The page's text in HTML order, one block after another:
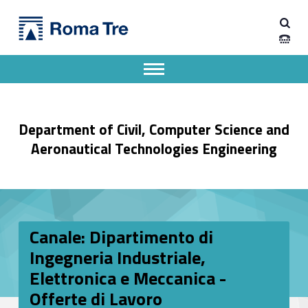
Canale: Dipartimento di Ingegneria Industriale, Elettronica e Meccanica - Offerte di Lavoro - Dipartimento di Ingegneria Civile, Informatica e delle Tecnologie Aeronautiche
Department of Civil, Computer Science and
Aeronautical Technologies Engineering
Apri il menu secondario
Header info sidebar
Canale: Dipartimento di
Ingegneria Industriale,
Elettronica e Meccanica -
Offerte di Lavoro